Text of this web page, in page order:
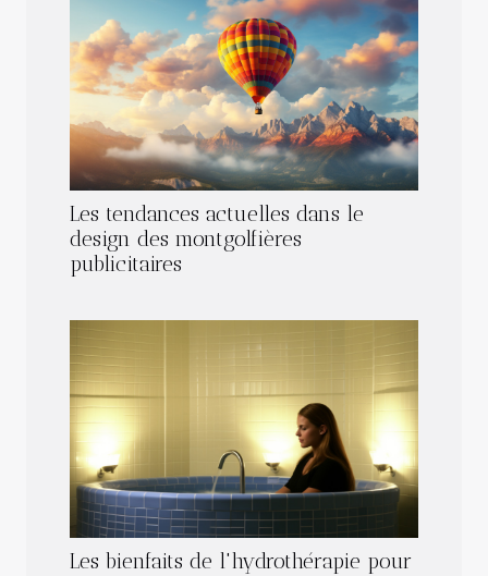
Les tendances actuelles dans le
design des montgolfières
publicitaires
Les bienfaits de l'hydrothérapie pour